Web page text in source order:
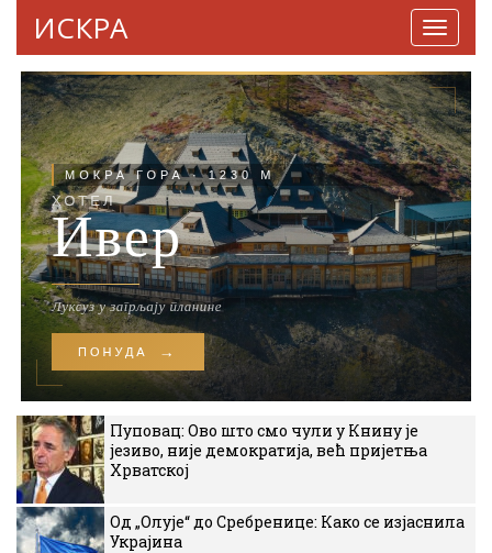
ИСКРА
Пуповац: Ово што смо чули у Книну је
језиво, није демократија, већ пријетња
Хрватској
Од „Олује“ до Сребренице: Како се изјаснила
Украјина